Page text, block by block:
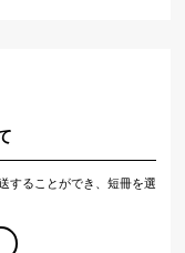
することができ、短冊を選